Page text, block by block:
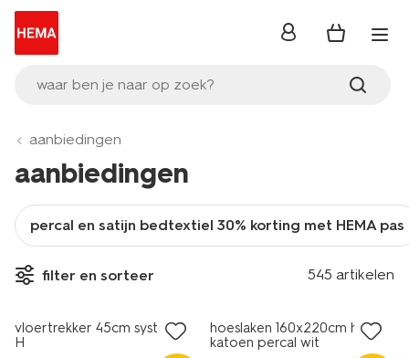
waar ben je naar op zoek?
inloggen
aanbiedingen
aanbiedingen
percal en satijn bedtextiel 30% korting met HEMA pas
filter en sorteer 545 artikelen
1+1 gratis
vloertrekker 45cm systeem
H
hoeslaken 160x220cm hotel
katoen percal wit